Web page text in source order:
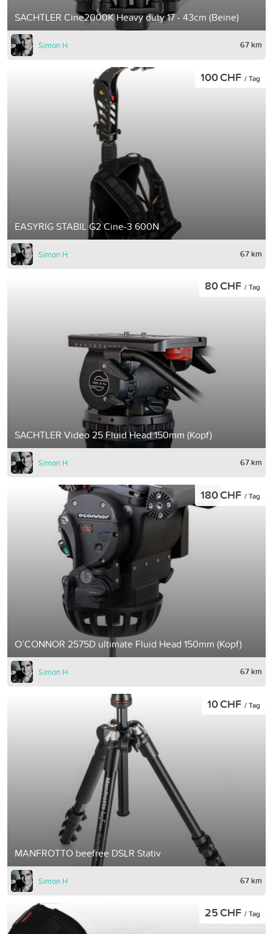
SACHTLER Cine2000K Heavy duty 17 - 43cm (Beine)
Simon H 67 km
EASYRIG STABIL G2 Cine-3 600N
100 CHF / Tag
Simon H 67 km
SACHTLER Video 25 Fluid Head 150mm (Kopf)
80 CHF / Tag
Simon H 67 km
O’CONNOR 2575D ultimate Fluid Head 150mm (Kopf)
180 CHF / Tag
Simon H 67 km
MANFROTTO beefree DSLR Stativ
10 CHF / Tag
Simon H 67 km
25 CHF / Tag